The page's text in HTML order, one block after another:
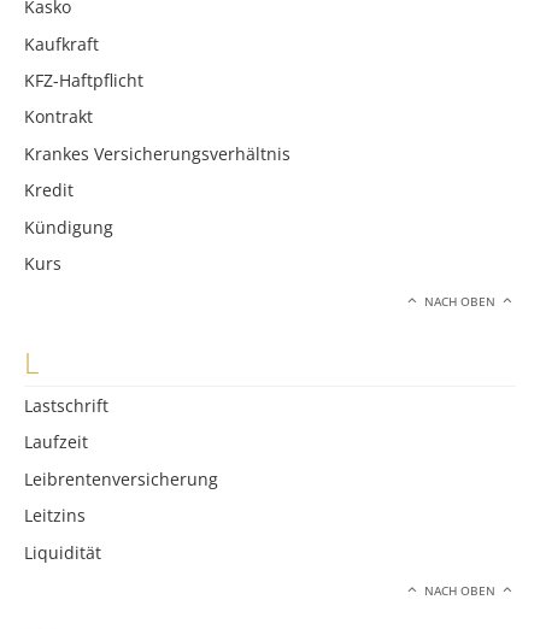
Kasko
Kaufkraft
KFZ-Haftpflicht
Kontrakt
Krankes Versicherungsverhältnis
Kredit
Kündigung
Kurs
NACH OBEN
L
Lastschrift
Laufzeit
Leibrentenversicherung
Leitzins
Liquidität
NACH OBEN